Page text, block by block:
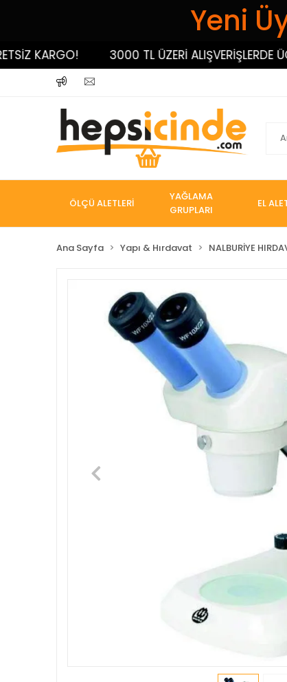
Yeni
KARGO! 3000 TL ÜZERİ ALIŞVERİŞLERDE
ÖLÇÜ ALETLERİ
YAĞLAMA
GRUPLARI
EL
Ana Sayfa Yapı & Hırdavat NALBURİYE